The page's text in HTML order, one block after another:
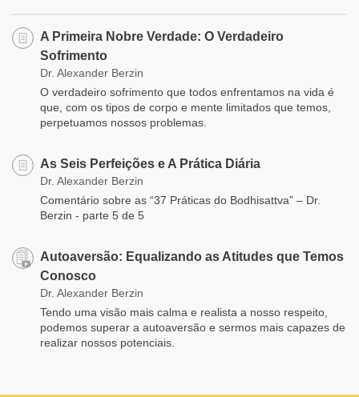
A Primeira Nobre Verdade: O Verdadeiro
Sofrimento
Dr. Alexander Berzin
O verdadeiro sofrimento que todos enfrentamos na vida é
que, com os tipos de corpo e mente limitados que temos,
perpetuamos nossos problemas.
As Seis Perfeições e A Prática Diária
Dr. Alexander Berzin
Comentário sobre as “37 Práticas do Bodhisattva” – Dr.
Berzin - parte 5 de 5
Autoaversão: Equalizando as Atitudes que Temos
Conosco
Dr. Alexander Berzin
Tendo uma visão mais calma e realista a nosso respeito,
podemos superar a autoaversão e sermos mais capazes de
realizar nossos potenciais.